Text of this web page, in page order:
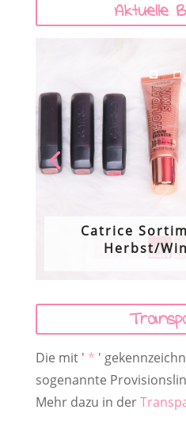
Aktuelle
Catrice
Herbst/
Die mit ' * '
sogenannte
Mehr dazu in der